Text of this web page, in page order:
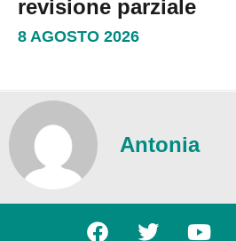
revisione parziale
8 AGOSTO 2026
Antonia